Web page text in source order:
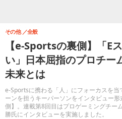
【e-Sportsの裏側】「E
い」日本屈指のプロチー
未来とは
e-Sportsに携わる「人」にフォーカスを
ーンを担うキーパーソンをインタビュー
側】。連載第8回目はプロゲーミングチー
勝氏にインタビューを実施しました。
その他 全般